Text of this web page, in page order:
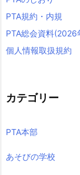
PTA規約・内規
PTA総会資料(2026
個人情報取扱規約
カテゴリー
PTA本部
あそびの学校